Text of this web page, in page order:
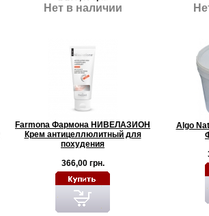
Нет в наличии
Farmona Фармона НИВЕЛАЗИОН
Крем антицеллюлитный для
похудения
366,00 грн.
Algo